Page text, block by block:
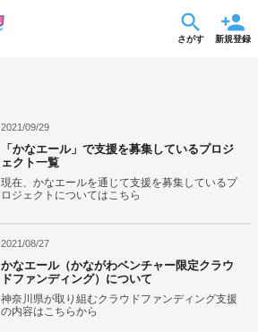
さがす 新規登録
2021/09/29
「かなエール」で支援を募集しているプロジ
ェクト一覧
現在、かなエールを通じて支援を募集しているプ
ロジェクトについてはこちら
2021/08/27
かなエール（かながわベンチャー限定クラウ
ドファンディング）について
神奈川県が取り組むクラウドファンディング支援
の内容はこちらから